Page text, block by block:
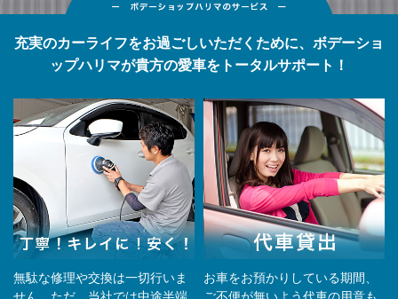
充実のカーライフをお過ごしいただくために、ボデーショ
ップハリマが貴方の愛車をトータルサポート！
無駄な修理や交換は一切行いま
お車をお預かりしている期間、